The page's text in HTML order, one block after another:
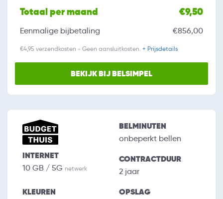
Totaal per maand €9,50
Eenmalige bijbetaling €856,00
€4,95 verzendkosten - Geen aansluitkosten. + Prijsdetails
BEKIJK BIJ BELSIMPEL
INTERNET
10 GB / 5G netwerk
BELMINUTEN
onbeperkt bellen
CONTRACTDUUR
2 jaar
KLEUREN OPSLAG